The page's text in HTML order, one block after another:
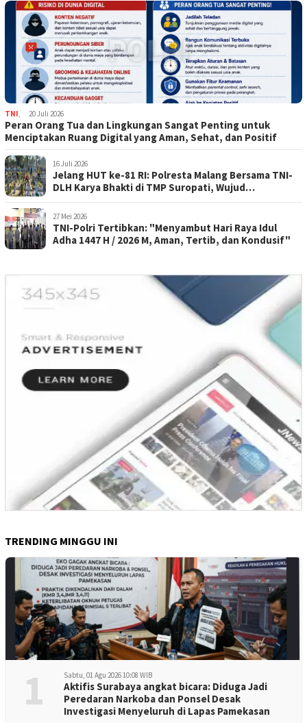
TNI, 20 Juli 2026
Peran Orang Tua dan Lingkungan Sangat Penting untuk
Menciptakan Ruang Digital yang Aman, Sehat, dan Positif
16 Juli 2026
Jelang HUT ke-81 RI: Polresta Malang Bersama TNI-
DLH Karya Bhakti di TMP Suropati, Wujud
27 Mei 2026
TNI-Polri Tertibkan: "Menyambut Hari Raya Idul
Adha 1447 H / 2026 M, Aman, Tertib, dan Kondusif"
TRENDING MINGGU INI
1 Sabtu, 01 Agu 2026 10:08 WIB
Aktifis Surabaya angkat bicara: Diduga Jadi
Peredaran Narkoba dan Ponsel Desak
Investigasi Menyeluruh di Lapas Pamekasan